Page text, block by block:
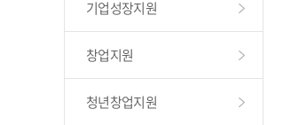
기업성장지원
창업지원
청년창업지원